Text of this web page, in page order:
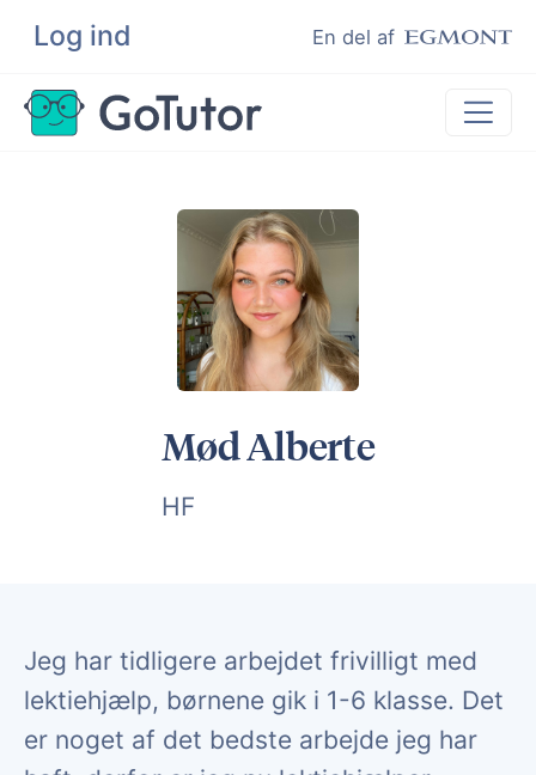
Log ind En del af
Søg
Lektiehjælp
Hjælp til ordblinde
Kundeudtalelser
Undervisere
Mød Alberte
HF
Jeg har tidligere arbejdet frivilligt med
lektiehjælp, børnene gik i 1-6 klasse. Det
er noget af det bedste arbejde jeg har